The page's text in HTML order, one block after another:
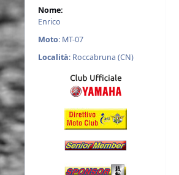
Nome:
Enrico
Moto: MT-07
Località: Roccabruna (CN)